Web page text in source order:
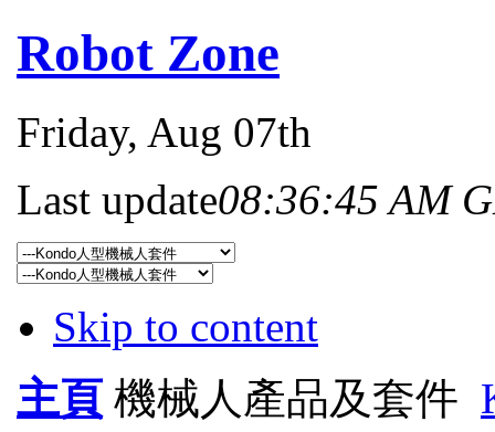
Robot Zone
Friday, Aug 07th
Last update08:36:45 AM
Skip to content
主頁 機械人產品及套件